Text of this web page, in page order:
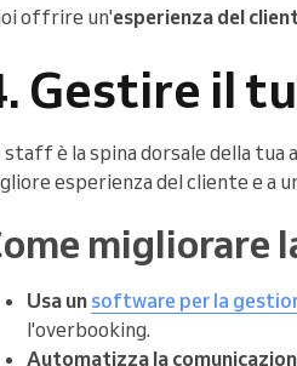
offrire un'esperienza del
Gestire il
staff è la spina dorsale della tua
esperienza del cliente e a
Usa un software per la
l'overbooking.
Automatizza la